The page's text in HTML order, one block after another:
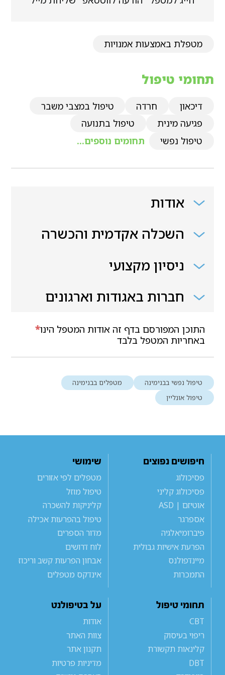
מטפלת באמצעות אמנויות
תחומי טיפול
דיכאון חרדה
טיפול במצבי משבר
פגיעה מינית
טיפול בתנועה
טיפול נפשי
תחומים נוספים...
אודות
השכלה אקדמית והכשרה
ניסיון מקצועי
חברות באגודות וארגונים
*התוכן המפורסם בדף זה אודות המטפל הינו
באחריות המטפל בלבד
טיפול נפשי בבנימינה
מטפלים בבנימינה
טיפול אונליין
חיפושים נפוצים
פסיכולוג
פסיכולוג קליני
אוטיזם | ASD
אספרגר
פיברומיאלגיה
הפרעת אישיות גבולית
מיינדפולנס
התמכרות
שימושי
מטפלים לפי אזורים
טיפול מוזל
קליניקות להשכרה
טיפול בהפרעות אכילה
מדור הספרים
לוח דרושים
אבחון הפרעות קשב וריכוז
אינדקס מטפלים
תחומי טיפול
CBT
ריפוי בעיסוק
קלינאות תקשורת
DBT
על בטיפולנט
אודות
צוות האתר
תקנון אתר
מדיניות פרטיות